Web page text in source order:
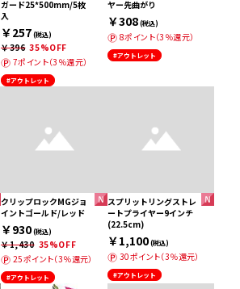
ガード25*500mm/5枚
入
￥257(税込)
￥396 35%OFF
7ポイント（3％還元）
#アウトレット
ヤー先曲がり
￥308(税込)
8ポイント（3％還元）
#アウトレット
クリップロックMGジョ
イントゴールド/レッド
￥930(税込)
￥1,430 35%OFF
25ポイント（3％還元）
#アウトレット
スプリットリングストレ
ートプライヤー9インチ
(22.5cm)
￥1,100(税込)
30ポイント（3％還元）
#アウトレット